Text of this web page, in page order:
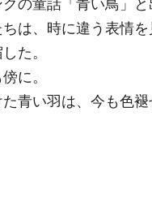
クの童話「青い鳥」
は、時に違う表情
た。
に。
青い羽は、今も色